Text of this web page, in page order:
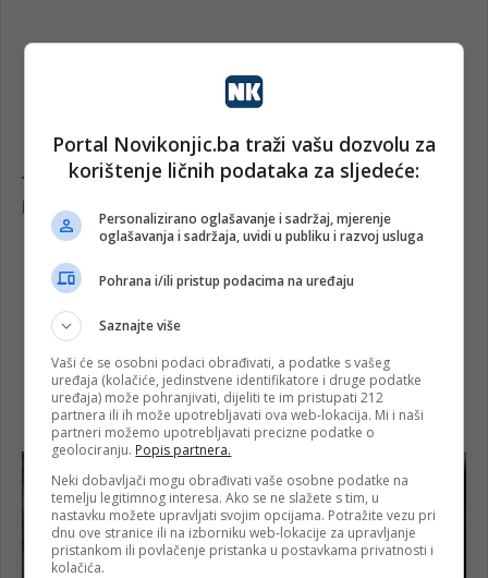
Portal Novikonjic.ba traži vašu dozvolu za
korištenje ličnih podataka za sljedeće:
Personalizirano oglašavanje i sadržaj, mjerenje
oglašavanja i sadržaja, uvidi u publiku i razvoj usluga
Pohrana i/ili pristup podacima na uređaju
Saznajte više
Vaši će se osobni podaci obrađivati, a podatke s vašeg
uređaja (kolačiće, jedinstvene identifikatore i druge podatke
uređaja) može pohranjivati, dijeliti te im pristupati 212
partnera ili ih može upotrebljavati ova web-lokacija. Mi i naši
partneri možemo upotrebljavati precizne podatke o
geolociranju. Popis partnera.
Neki dobavljači mogu obrađivati vaše osobne podatke na
temelju legitimnog interesa. Ako se ne slažete s tim, u
nastavku možete upravljati svojim opcijama. Potražite vezu pri
dnu ove stranice ili na izborniku web-lokacije za upravljanje
pristankom ili povlačenje pristanka u postavkama privatnosti i
kolačića.